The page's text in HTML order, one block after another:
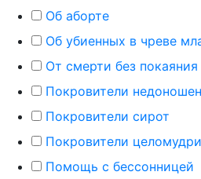
Об аборте
Об убиенных в чреве
От смерти без покаяния
Покровители
Покровители сирот
Покровители
Помощь с бессонницей